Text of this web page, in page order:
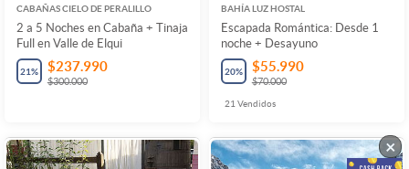
CABAÑAS CIELO DE PERALILLO
2 a 5 Noches en Cabaña + Tinaja
Full en Valle de Elqui
21% $237.990
$300.000
BAHÍA LUZ HOSTAL
Escapada Romántica: Desde 1
noche + Desayuno
20% $55.990
$70.000
21 Vendidos
×